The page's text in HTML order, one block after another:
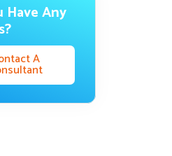
Have Any
A